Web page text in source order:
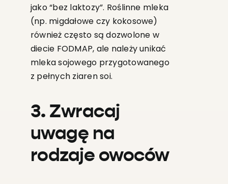
jako “bez laktozy”. Roślinne mleka
(np. migdałowe czy kokosowe)
również często są dozwolone w
diecie FODMAP, ale należy unikać
mleka sojowego przygotowanego
z pełnych ziaren soi.
3. Zwracaj
uwagę na
rodzaje owoców